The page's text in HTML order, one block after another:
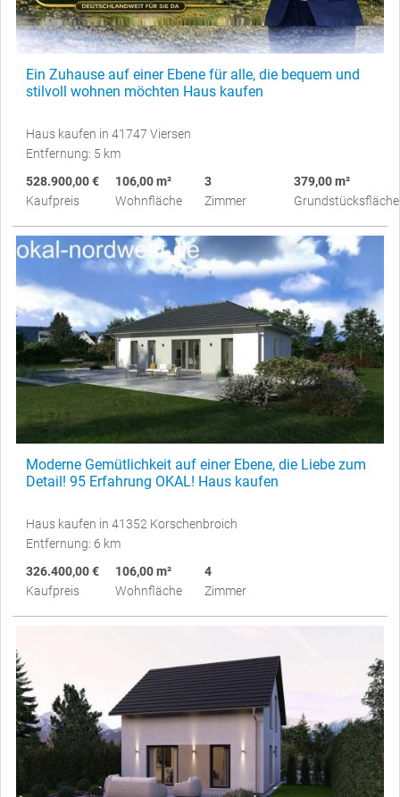
Ein Zuhause auf einer Ebene für alle, die bequem und
stilvoll wohnen möchten Haus kaufen
Haus kaufen in 41747 Viersen
Entfernung: 5 km
528.900,00 €
Kaufpreis
106,00 m²
Wohnfläche
3
Zimmer
379,00 m²
Grundstücksfläche
Moderne Gemütlichkeit auf einer Ebene, die Liebe zum
Detail! 95 Erfahrung OKAL! Haus kaufen
Haus kaufen in 41352 Korschenbroich
Entfernung: 6 km
326.400,00 €
Kaufpreis
106,00 m²
Wohnfläche
4
Zimmer